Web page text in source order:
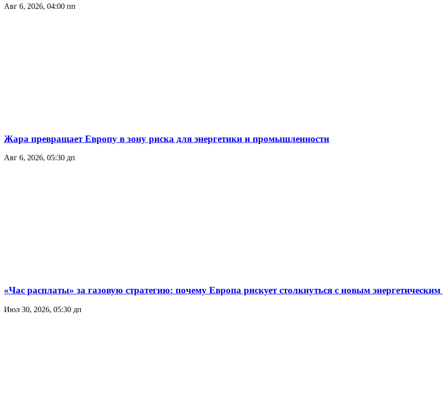
Авг 6, 2026, 04:00 пп
Жара превращает Европу в зону риска для энергетики и промышленности
Авг 6, 2026, 05:30 дп
«Час расплаты» за газовую стратегию: почему Европа рискует столкнуться с новым
Июл 30, 2026, 05:30 дп